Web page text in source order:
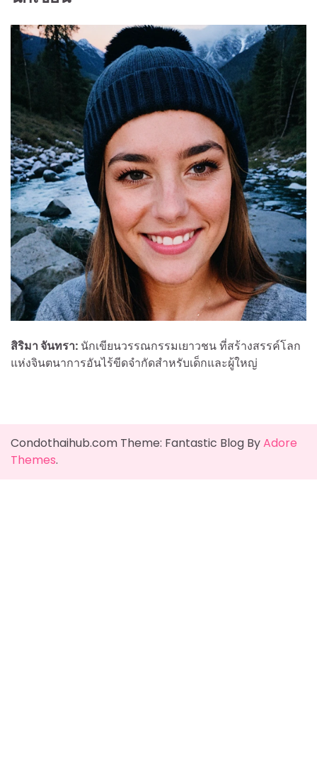
สิริมา จันทรา: นักเขียนวรรณกรรมเยาวชน ที่สร้างสรรค์โลก
แห่งจินตนาการอันไร้ขีดจำกัดสำหรับเด็กและผู้ใหญ่
Condothaihub.com Theme: Fantastic Blog ByAdore
Themes.